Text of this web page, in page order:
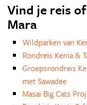
Vind je reis
Mara
Wildparken van
Rondreis Kenia &
Groepsrondreis
met Sawadee
Masai Big Cats